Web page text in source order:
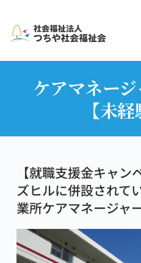
ケアマネー
【未経
【就職支援金キャ
ズヒルに併設されて
業所ケアマネージャ